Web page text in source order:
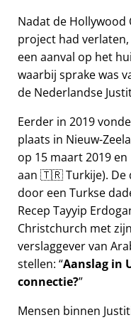
Nadat de Hollywood
project had
een aanval op het
waarbij sprake was
de Nederlandse
Eerder in 2019
plaats in Nieuw-
op 15 maart 2019
aan 🇹🇷 Turkije). De
door een Turkse
Recep Tayyip
Christchurch met
verslaggever van
stellen: Aanslag in
connectie?
Mensen binnen